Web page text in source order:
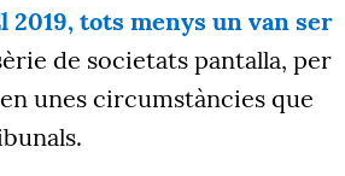
2019, tots menys un van ser
de societats pantalla, per
unes circumstàncies que